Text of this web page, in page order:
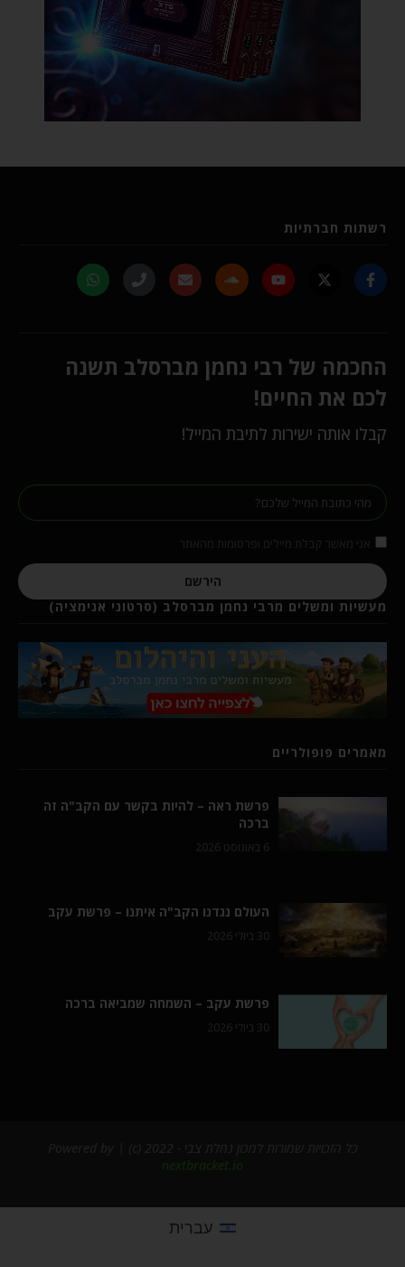
רשתות חברתיות
החכמה של רבי נחמן מברסלב תשנה
לכם את החיים!
קבלו אותה ישירות לתיבת המייל!
הירשם
מעשיות ומשלים מרבי נחמן מברסלב (סרטוני אנימציה)
מאמרים פופולריים
פרשת ראה – להיות בקשר עם הקב"ה זה
ברכה
6 באוגוסט 2026
העולם נגדנו הקב"ה איתנו – פרשת עקב
30 ביולי 2026
פרשת עקב – השמחה שמביאה ברכה
30 ביולי 2026
nextbracket.io
עברית